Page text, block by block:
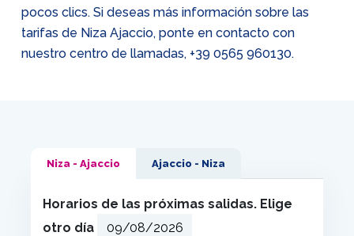
pocos clics. Si deseas más información sobre las
tarifas de Niza Ajaccio, ponte en contacto con
nuestro centro de llamadas, +39 0565 960130.
Niza - Ajaccio Ajaccio - Niza
Horarios de las próximas salidas. Elige
otro día